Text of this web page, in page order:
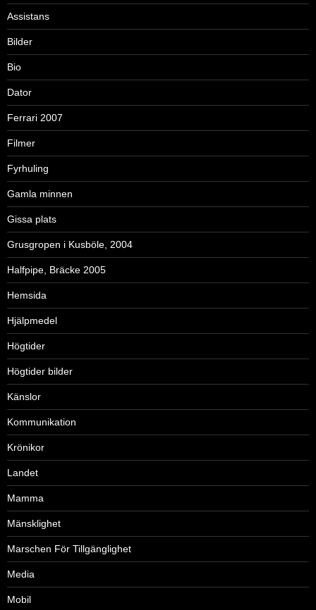
Assistans
Bilder
Bio
Dator
Ferrari 2007
Filmer
Fyrhuling
Gamla minnen
Gissa plats
Grusgropen i Kusböle, 2004
Halfpipe, Bräcke 2005
Hemsida
Hjälpmedel
Högtider
Högtider bilder
Känslor
Kommunikation
Krönikor
Landet
Mamma
Mänsklighet
Marschen För Tillgänglighet
Media
Mobil